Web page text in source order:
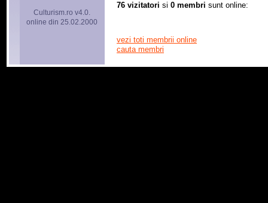
Culturism.ro v4.0.
online din 25.02.2000
76 vizitatori si 0 membri sunt online:
vezi toti membrii online
cauta membri